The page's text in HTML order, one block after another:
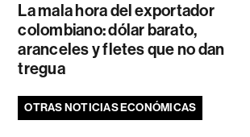
La mala hora del exportador
colombiano: dólar barato,
aranceles y fletes que no dan
tregua
OTRAS NOTICIAS ECONÓMICAS